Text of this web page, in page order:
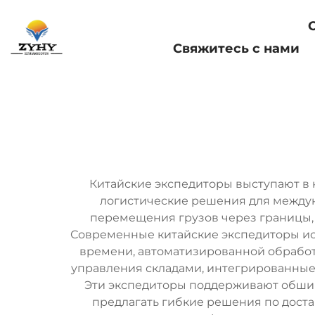
Свяжитесь с нами
Китайские экспедиторы выступают
логистические решения для
перемещения грузов через
Современные китайские экспедиторы
времени, автоматизированной
управления складами,
Эти экспедиторы поддерживают
предлагать гибкие решения по